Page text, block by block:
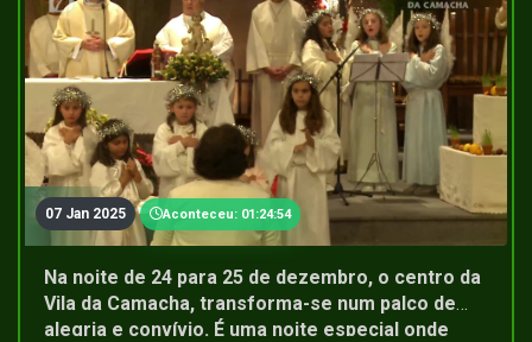
07 Jan 2025 Aconteceu: 01:24:54
Na noite de 24 para 25 de dezembro, o centro da
Vila da Camacha, transforma-se num palco de
alegria e convívio. É uma noite especial onde